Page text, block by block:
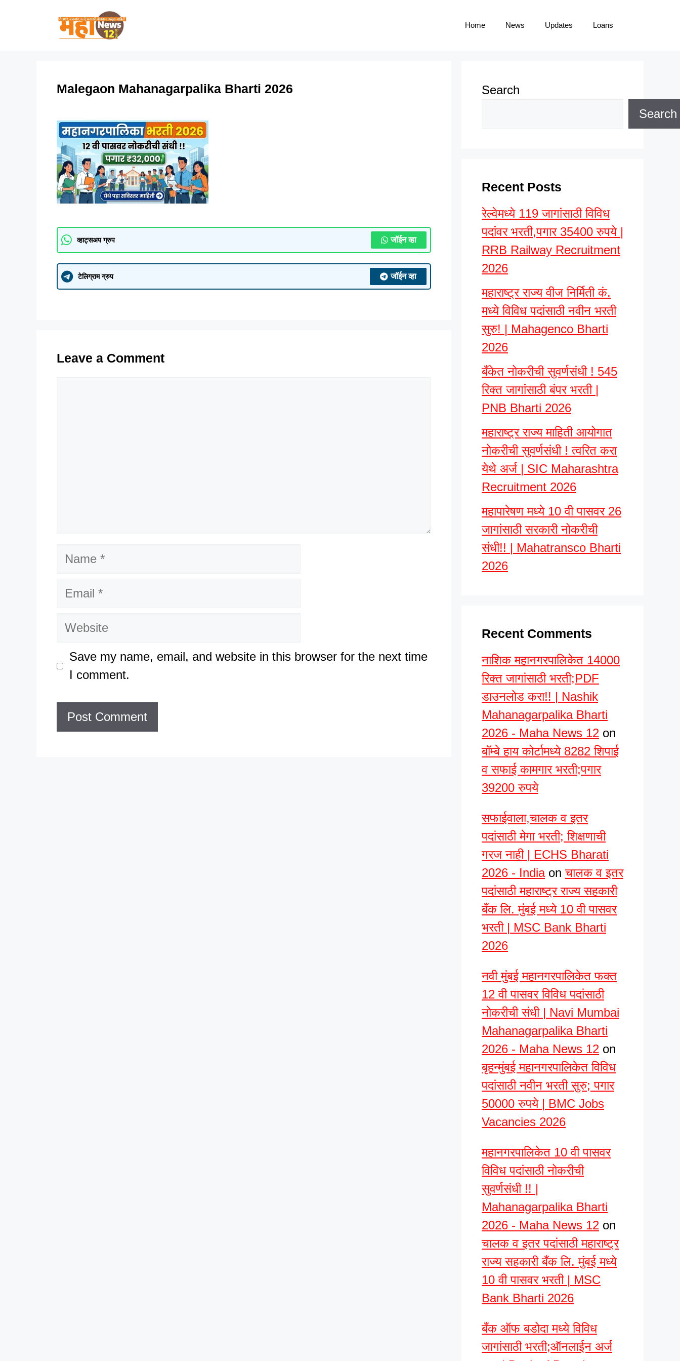
Home News Updates Loans
Malegaon Mahanagarpalika Bharti 2026
व्हाट्सअप ग्रुप जॉईन व्हा
टेलिग्राम ग्रुप जॉईन व्हा
Leave a Comment
Name
Email
Website
Save my name, email, and website in this browser for the next time
I comment.
Search
Search
Recent Posts
रेल्वेमध्ये 119 जागांसाठी विविध
पदांवर भरती,पगार 35400 रुपये |
RRB Railway Recruitment
2026
महाराष्ट्र राज्य वीज निर्मिती कं.
मध्ये विविध पदांसाठी नवीन भरती
सुरु! | Mahagenco Bharti
2026
बँकेत नोकरीची सुवर्णसंधी ! 545
रिक्त जागांसाठी बंपर भरती |
PNB Bharti 2026
महाराष्ट्र राज्य माहिती आयोगात
नोकरीची सुवर्णसंधी ! त्वरित करा
येथे अर्ज | SIC Maharashtra
Recruitment 2026
महापारेषण मध्ये 10 वी पासवर 26
जागांसाठी सरकारी नोकरीची
संधी!! | Mahatransco Bharti
2026
Recent Comments
नाशिक महानगरपालिकेत 14000
रिक्त जागांसाठी भरती;PDF
डाउनलोड करा!! | Nashik
Mahanagarpalika Bharti
2026 - Maha News 12 on
बॉम्बे हाय कोर्टामध्ये 8282 शिपाई
व सफाई कामगार भरती;पगार
39200 रुपये
सफाईवाला,चालक व इतर
पदांसाठी मेगा भरती; शिक्षणाची
गरज नाही | ECHS Bharati
2026 - Indiaonचालक व इतर
पदांसाठी महाराष्ट्र राज्य सहकारी
बँक लि. मुंबई मध्ये 10 वी पासवर
भरती | MSC Bank Bharti
2026
नवी मुंबई महानगरपालिकेत फक्त
12 वी पासवर विविध पदांसाठी
नोकरीची संधी | Navi Mumbai
Mahanagarpalika Bharti
2026 - Maha News 12 on
बृहन्मुंबई महानगरपालिकेत विविध
पदांसाठी नवीन भरती सुरु; पगार
50000 रुपये | BMC Jobs
Vacancies 2026
महानगरपालिकेत 10 वी पासवर
विविध पदांसाठी नोकरीची
सुवर्णसंधी !! |
Mahanagarpalika Bharti
2026 - Maha News 12 on
चालक व इतर पदांसाठी महाराष्ट्र
राज्य सहकारी बँक लि. मुंबई मध्ये
10 वी पासवर भरती | MSC
Bank Bharti 2026
बँक ऑफ बडोदा मध्ये विविध
जागांसाठी भरती;ऑनलाईन अर्ज